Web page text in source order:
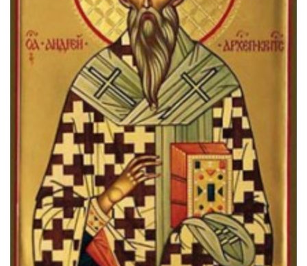
Комісія у справах молоді
Комісія у справах родини
Комісія з питань душпастирства охорони здоров’я
Квіти Слобожанщини
Харківщина
Полтавщина
Сумщина
Оголошення
Трансляції